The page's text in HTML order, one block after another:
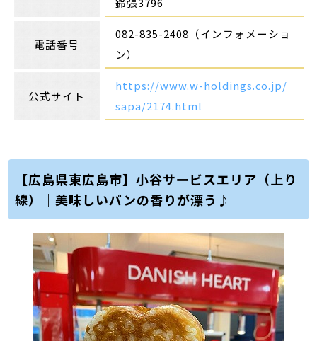
電話番号
082-835-2408（インフォメーショ
ン）
公式サイト
https://www.w-holdings.co.jp/
sapa/2174.html
【広島県東広島市】小谷サービスエリア（上り
線）｜美味しいパンの香りが漂う♪